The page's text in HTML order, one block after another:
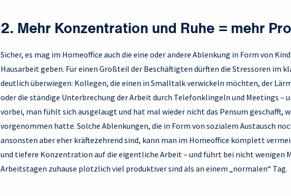
2. Mehr Konzentration und Ruhe = mehr
Sicher, es mag im Homeoffice auch die eine oder andere Ablenkung in Form von
Hausarbeit geben. Für einen Großteil der Beschäftigten dürften die Stressoren im
deutlich überwiegen: Kollegen, die einen in Smalltalk verwickeln möchten, der
oder die ständige Unterbrechung der Arbeit durch Telefonklingeln und Meetings –
vorbei, man fühlt sich ausgelaugt und hat mal wieder nicht das Pensum geschafft,
vorgenommen hatte. Solche Ablenkungen, die in Form von sozialem Austausch
ansonsten aber eher kräftezehrend sind, kann man im Homeoffice komplett
und tiefere Konzentration auf die eigentliche Arbeit – und führt bei nicht wenigen
Arbeitstagen zuhause plötzlich viel produktiver sind als an einem „normalen“ Tag.